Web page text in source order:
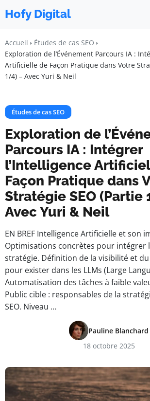
Hofy Digital
Accueil
Études de cas SEO
Exploration de l’Événement Parcours IA :
Artificielle de Façon Pratique dans Votre
1/4) – Avec Yuri & Neil
Études de cas SEO
Exploration de
Parcours IA : Intégrer
l’Intelligence
Façon Pratique dans
Stratégie SEO (Partie
Avec Yuri & Neil
EN BREF Intelligence Artificielle et son
Optimisations concrètes pour intégrer
stratégie. Définition de la visibilité et du
pour exister dans les LLMs (Large
Automatisation des tâches à faible
Public cible : responsables de la
SEO. Niveau …
Pauline Blanchard
18 octobre 2025